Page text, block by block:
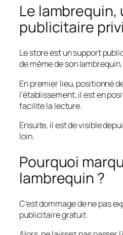
Le
publicitaire
Le store est un support
de même de son lambrequin.
En premier lieu, positionné
l’établissement, il est en
facilite la lecture.
Ensuite, il est de visible
loin.
Pourquoi
lambrequin ?
C’est dommage de ne pas
publicitaire gratuit.